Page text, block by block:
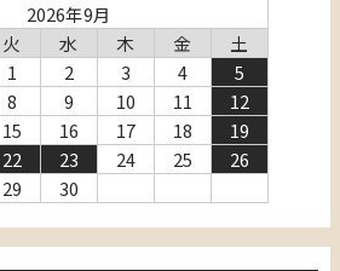
2026年9月
火 水 木 金
土
1
2 3 4
5
8 9 10 11
12
15 16 17 18
19
22 23 24 25
26
29 30